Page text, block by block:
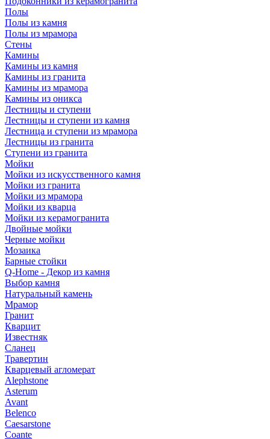
Полы
Полы из камня
Полы из мрамора
Стены
Камины
Камины из камня
Камины из гранита
Камины из мрамора
Камины из оникса
Лестницы и ступени
Лестницы и ступени из камня
Лестница и ступени из мрамора
Лестницы из гранита
Ступени из гранита
Мойки
Мойки из искусственного камня
Мойки из гранита
Мойки из мрамора
Мойки из кварца
Мойки из керамогранита
Двойные мойки
Черные мойки
Мозаика
Барные стойки
Q-Home - Декор из камня
Выбор камня
Натуральный камень
Мрамор
Гранит
Кварцит
Известняк
Сланец
Травертин
Кварцевый агломерат
Alephstone
Asterum
Avant
Belenco
Caesarstone
Coante